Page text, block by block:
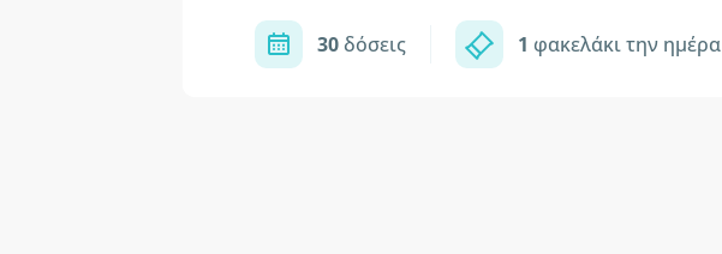
30 δόσεις 1 φακελάκι την ημέρα